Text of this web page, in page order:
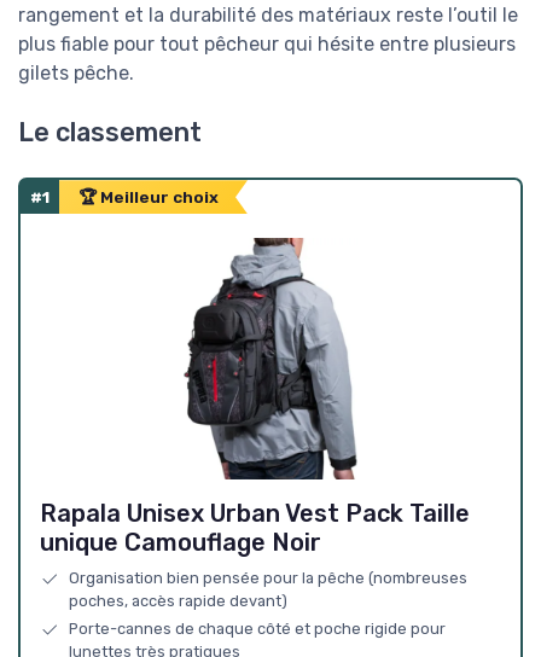
rangement et la durabilité des matériaux reste l’outil le
plus fiable pour tout pêcheur qui hésite entre plusieurs
gilets pêche.
Le classement
#1 🏆 Meilleur choix
Rapala Unisex Urban Vest Pack Taille
unique Camouflage Noir
Organisation bien pensée pour la pêche (nombreuses
poches, accès rapide devant)
Porte-cannes de chaque côté et poche rigide pour
lunettes très pratiques